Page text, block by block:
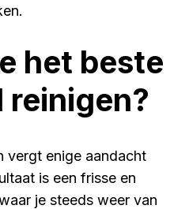
het beste
vergt enige aandacht
is een frisse en
je steeds weer van